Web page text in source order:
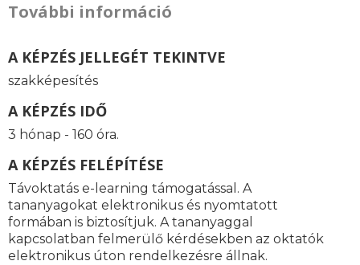
További információ
A KÉPZÉS JELLEGÉT TEKINTVE
szakképesítés
A KÉPZÉS IDŐ
3 hónap - 160 óra.
A KÉPZÉS FELÉPÍTÉSE
Távoktatás e-learning támogatással. A
tananyagokat elektronikus és nyomtatott
formában is biztosítjuk. A tananyaggal
kapcsolatban felmerülő kérdésekben az oktatók
elektronikus úton rendelkezésre állnak.